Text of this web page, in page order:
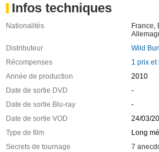
Infos techniques
Nationalités France,
Distributeur
Wild
Récompenses
1 prix et
Année de production
2010
Date de sortie DVD
-
Date de sortie Blu-ray
-
Date de sortie VOD
24/03/
Type de film
Long
Secrets de tournage
7